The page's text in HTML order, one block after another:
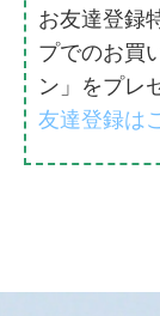
お友達登録
プでのお買
ン」をプレ
友達登録は